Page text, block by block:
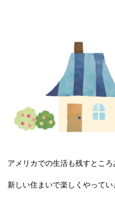
アメリカでの生活も残すところ
新しい住まいで楽しくやってい